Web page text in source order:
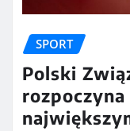
SPORT
Polski
rozpoczyna